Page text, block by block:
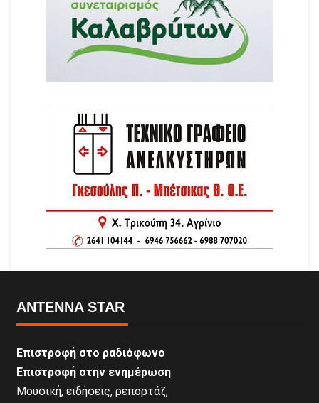
ANTENNA STAR
Επιστροφή στο ραδιόφωνο
Επιστροφή στην ενημέρωση
Μουσική, ειδήσεις, ρεπορτάζ,